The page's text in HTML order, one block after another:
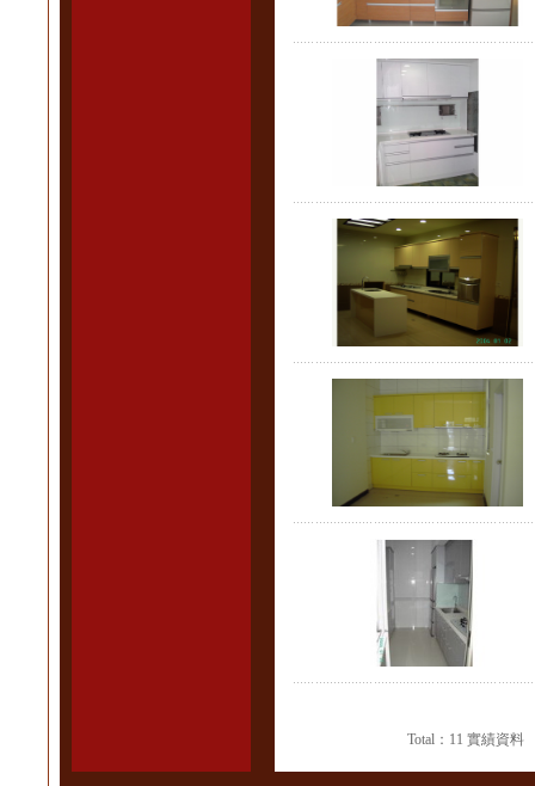
Total：11 實績資